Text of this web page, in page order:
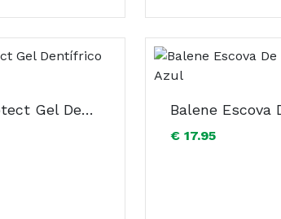
Arthrodont Protect Gel Dentífrico 75ml
€ 17.95